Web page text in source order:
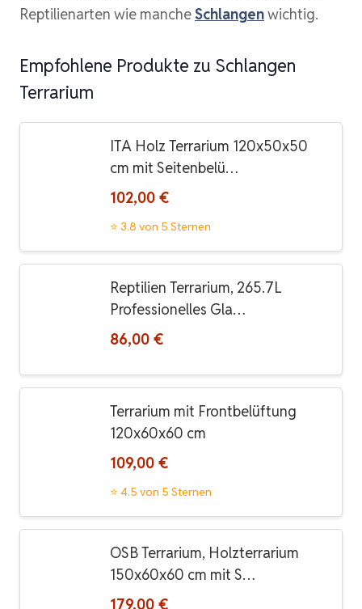
Reptilienarten wie mancheSchlangenwichtig.
Empfohlene Produkte zu Schlangen
Terrarium
ITA Holz Terrarium 120x50x50
cm mit Seitenbelü…
102,00 €
⭐ 3.8 von 5 Sternen
Reptilien Terrarium, 265.7L
Professionelles Gla…
86,00 €
Terrarium mit Frontbelüftung
120x60x60 cm
109,00 €
⭐ 4.5 von 5 Sternen
OSB Terrarium, Holzterrarium
150x60x60 cm mit S…
179,00 €